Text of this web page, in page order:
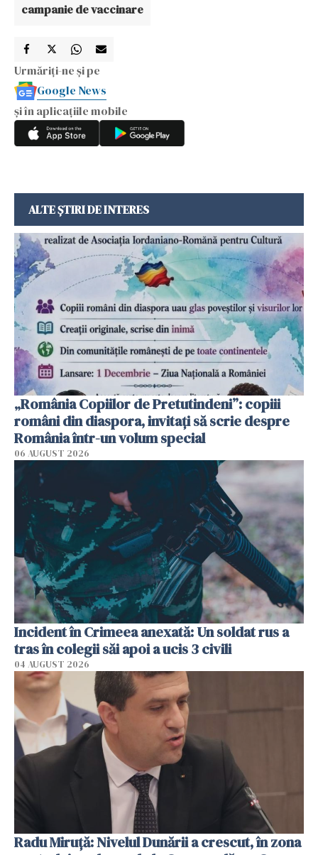
campanie de vaccinare
Urmăriți-ne și pe
Google News
și în aplicațiile mobile
ALTE ȘTIRI DE INTERES
„România Copiilor de Pretutindeni”: copiii
români din diaspora, invitați să scrie despre
România într-un volum special
06 AUGUST 2026
Incident în Crimeea anexată: Un soldat rus a
tras în colegii săi apoi a ucis 3 civili
04 AUGUST 2026
Radu Miruţă: Nivelul Dunării a crescut, în zona